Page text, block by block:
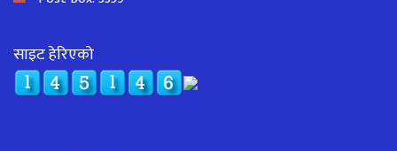
साइट हेरिएको